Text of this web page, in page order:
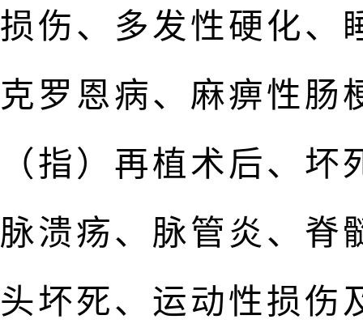
损伤、多发性硬化、
克罗恩病、麻痹性肠
（指）再植术后、
脉溃疡、脉管炎、脊
头坏死、运动性损伤